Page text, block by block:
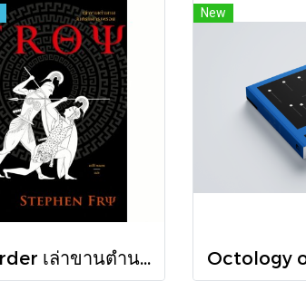
Pre-order เล่าขานตำนานสงครามกรุงทรอย Troy / Stephen Fry / อรสิริ พลเดช / สารคดี
New